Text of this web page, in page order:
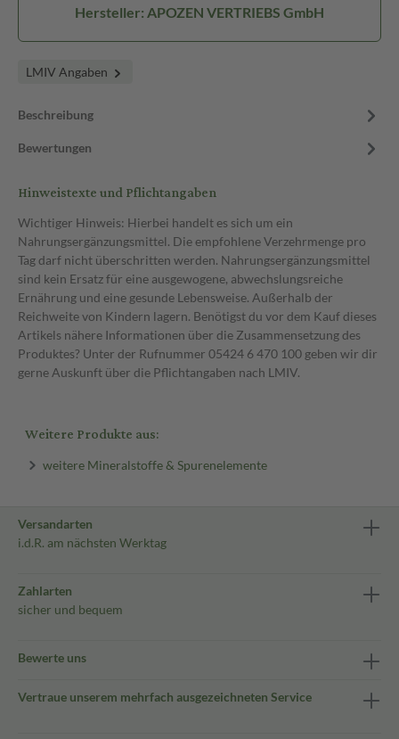
Hersteller: APOZEN VERTRIEBS GmbH
LMIV Angaben
Beschreibung
Bewertungen
Hinweistexte und Pflichtangaben
Wichtiger Hinweis: Hierbei handelt es sich um ein
Nahrungsergänzungsmittel. Die empfohlene Verzehrmenge pro
Tag darf nicht überschritten werden. Nahrungsergänzungsmittel
sind kein Ersatz für eine ausgewogene, abwechslungsreiche
Ernährung und eine gesunde Lebensweise. Außerhalb der
Reichweite von Kindern lagern. Benötigst du vor dem Kauf dieses
Artikels nähere Informationen über die Zusammensetzung des
Produktes? Unter der Rufnummer 05424 6 470 100 geben wir dir
gerne Auskunft über die Pflichtangaben nach LMIV.
Weitere Produkte aus:
weitere Mineralstoffe & Spurenelemente
Versandarten
i.d.R. am nächsten Werktag
Zahlarten
sicher und bequem
Bewerte uns
Vertraue unserem mehrfach ausgezeichneten Service